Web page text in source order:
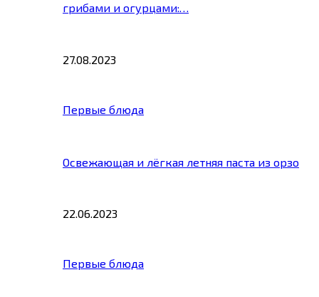
грибами и огурцами:…
27.08.2023
Первые блюда
Освежающая и лёгкая летняя паста из орзо
22.06.2023
Первые блюда